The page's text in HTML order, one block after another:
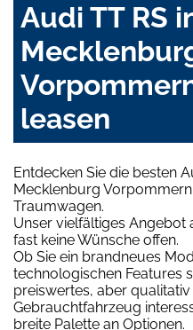
Audi TT RS
leasen
Entdecken Sie die besten
Mecklenburg
Traumwagen.
Unser vielfältiges Angebot
fast keine Wünsche offen.
Ob Sie ein brandneues
technologischen Features
preiswertes, aber
Gebrauchtfahrzeug
breite Palette an Optionen.